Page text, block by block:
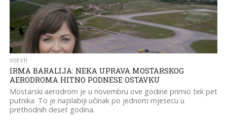
VIJESTI
IRMA BARALIJA: NEKA UPRAVA MOSTARSKOG
AERODROMA HITNO PODNESE OSTAVKU
Mostarski aerodrom je u novembru ove godine primio tek pet
putnika. To je najslabiji učinak po jednom mjesecu u
prethodnih deset godina.